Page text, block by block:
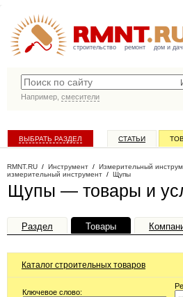
строительство ремонт дом и
Например, смесители
ВЫБРАТЬ РАЗДЕЛ СТАТЬИ
RMNT.RU / Инструмент / Измерительный
измерительный инструмент / Щупы
Щупы — товары и
Раздел Товары
Каталог строительных товаров
Ключевое слово: